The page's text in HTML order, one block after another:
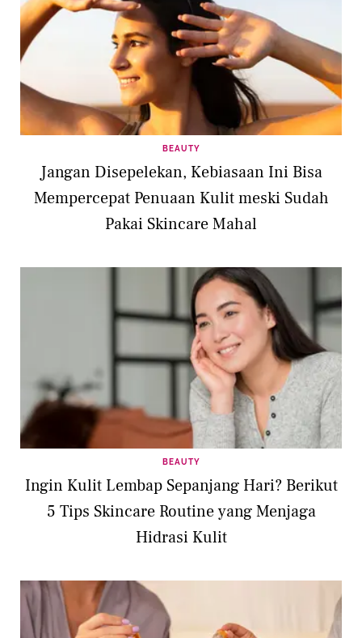
BEAUTY
Jangan Disepelekan, Kebiasaan Ini Bisa
Mempercepat Penuaan Kulit meski Sudah
Pakai Skincare Mahal
BEAUTY
Ingin Kulit Lembap Sepanjang Hari? Berikut
5 Tips Skincare Routine yang Menjaga
Hidrasi Kulit